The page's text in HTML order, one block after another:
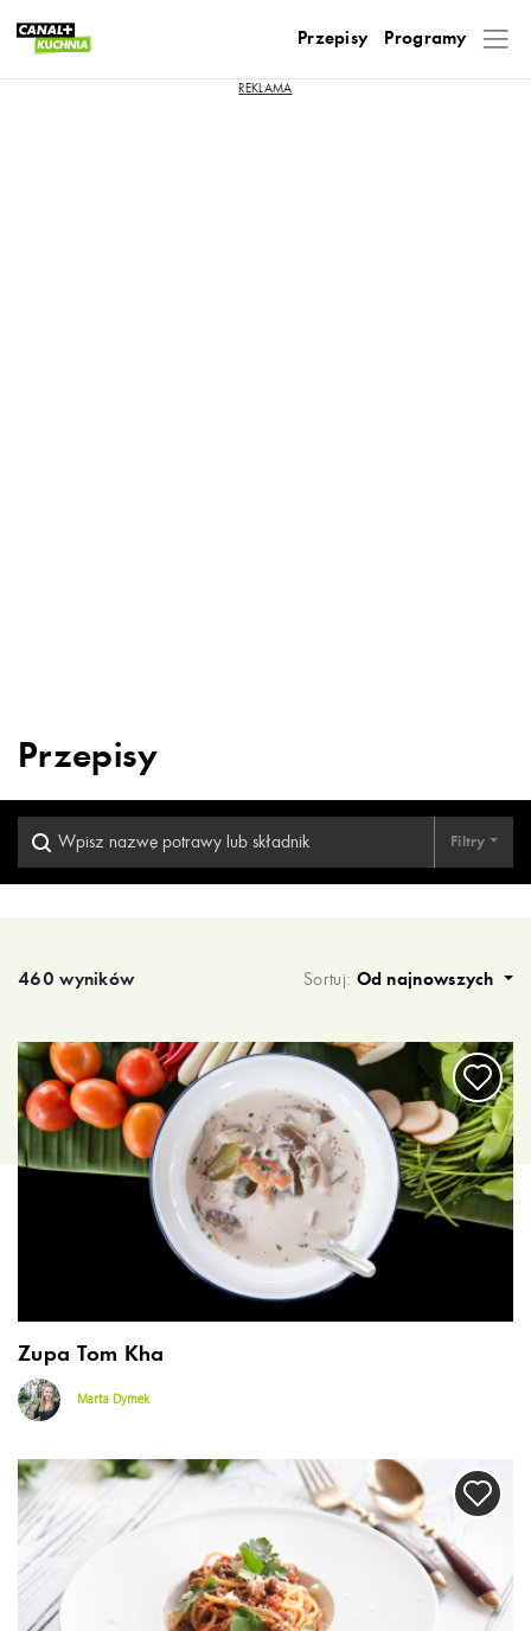
Przepisy Programy
Przepisy
Filtry
460 wyników Sortuj: Od najnowszych
Wyniki wyszukiwania
Zupa Tom Kha
Marta Dymek